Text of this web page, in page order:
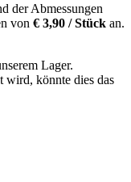
der Abmessungen
von € 3,90 / Stück an.
Lager.
wird, könnte dies das